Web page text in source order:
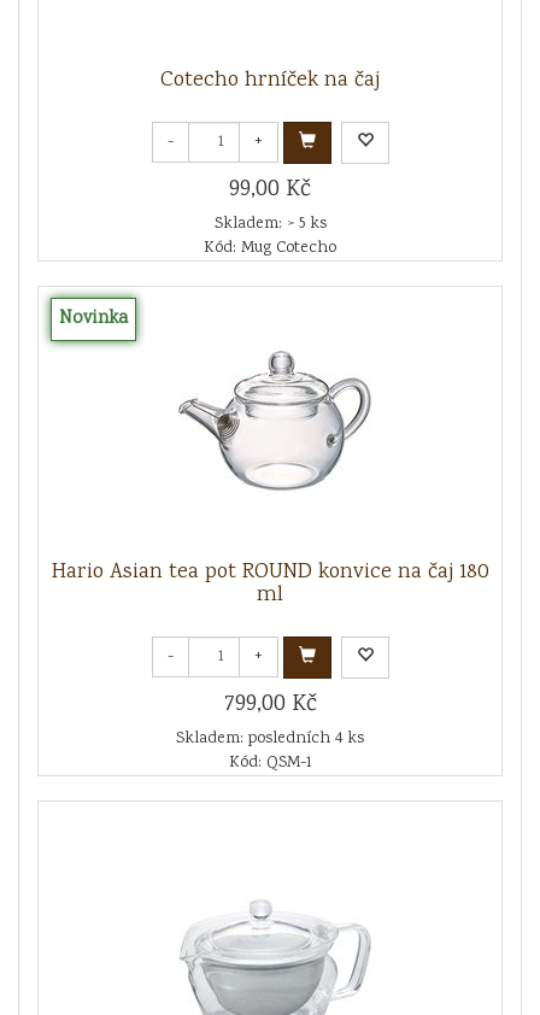
Cotecho hrníček na čaj
- +
99,00 Kč
Skladem: > 5 ks
Kód: Mug Cotecho
Novinka
Hario Asian tea pot ROUND konvice na čaj 180
ml
- +
799,00 Kč
Skladem: posledních 4 ks
Kód: QSM-1